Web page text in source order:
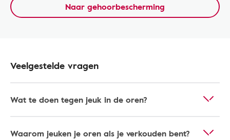
Naar gehoorbescherming
Veelgestelde vragen
Wat te doen tegen jeuk in de oren?
Waarom jeuken je oren als je verkouden bent?